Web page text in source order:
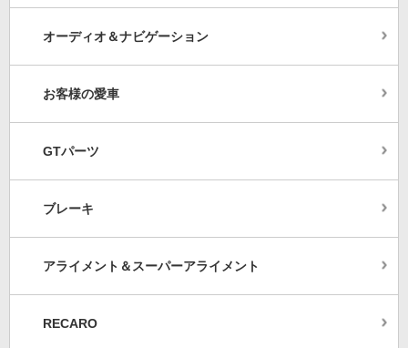
オーディオ＆ナビゲーション
お客様の愛車
GTパーツ
ブレーキ
アライメント＆スーパーアライメント
RECARO